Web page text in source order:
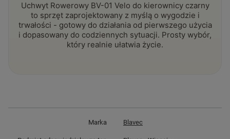
Uchwyt Rowerowy BV-01 Velo do kierownicy czarny
to sprzęt zaprojektowany z myślą o wygodzie i
trwałości - gotowy do działania od pierwszego użycia
i dopasowany do codziennych sytuacji. Prosty wybór,
który realnie ułatwia życie.
Marka Blavec